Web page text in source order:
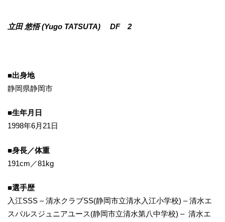
立田 悠悟 (Yugo TATSUTA) DF 2
■出身地
静岡県静岡市
■生年月日
1998年6月21日
■身長／体重
191cm／81kg
■選手歴
入江SSS – 清水クラブSS(静岡市立清水入江小学校) – 清水エ
スパルスジュニアユース(静岡市立清水第八中学校) – 清水エ